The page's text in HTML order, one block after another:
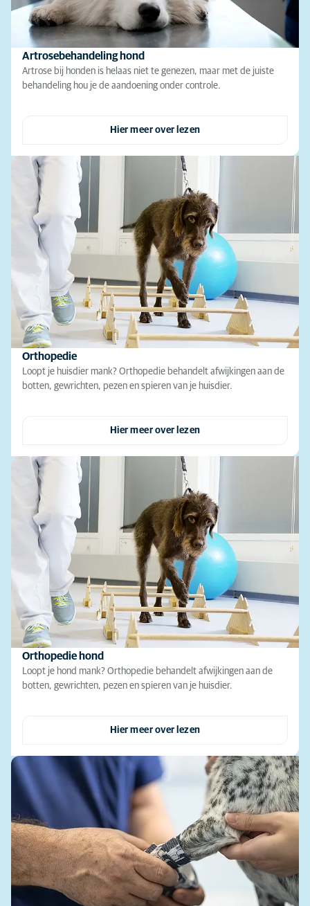
Artrosebehandeling hond
Artrose bij honden is helaas niet te genezen, maar met de juiste
behandeling hou je de aandoening onder controle.
Hier meer over lezen
Orthopedie
Loopt je huisdier mank? Orthopedie behandelt afwijkingen aan de
botten, gewrichten, pezen en spieren van je huisdier.
Hier meer over lezen
Orthopedie hond
Loopt je hond mank? Orthopedie behandelt afwijkingen aan de
botten, gewrichten, pezen en spieren van je huisdier.
Hier meer over lezen